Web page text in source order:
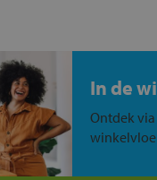
In de
Ontdek